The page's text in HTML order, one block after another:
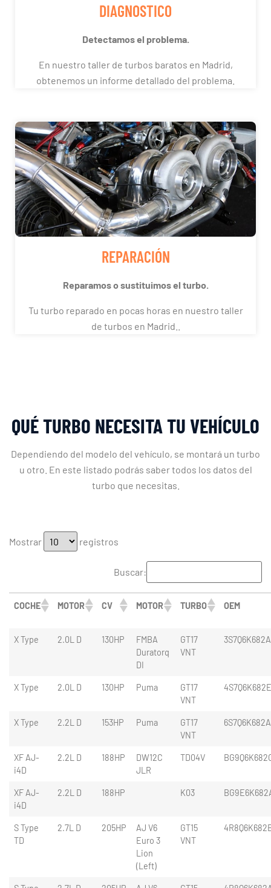
DIAGNOSTICO
Detectamos el problema.
En nuestro taller de turbos baratos en Madrid,
obtenemos un informe detallado del problema.
REPARACIÓN
Reparamos o sustituimos el turbo.
Tu turbo reparado en pocas horas en nuestro taller
de turbos en Madrid..
QUÉ TURBO NECESITA TU VEHÍCULO
Dependiendo del modelo del vehículo, se montará un turbo
u otro. En este listado podrás saber todos los datos del
turbo que necesitas.
Mostrar registros
Buscar:
COCHE MOTOR CV MOTOR TURBO OEM
X Type 2.0L D 130HP
FMBA
Duratorq
DI
GT17
VNT
X Type 2.0L D 130HP Puma
GT17
VNT
X Type 2.2L D 153HP Puma
GT17
VNT
XF AJ-
i4D
2.2L D 188HP
DW12C
JLR
TD04V
XF AJ-
i4D
2.2L D 188HP K03
S Type
TD
2.7L D 205HP
AJ V6
Euro 3
Lion
(Left)
GT15
VNT